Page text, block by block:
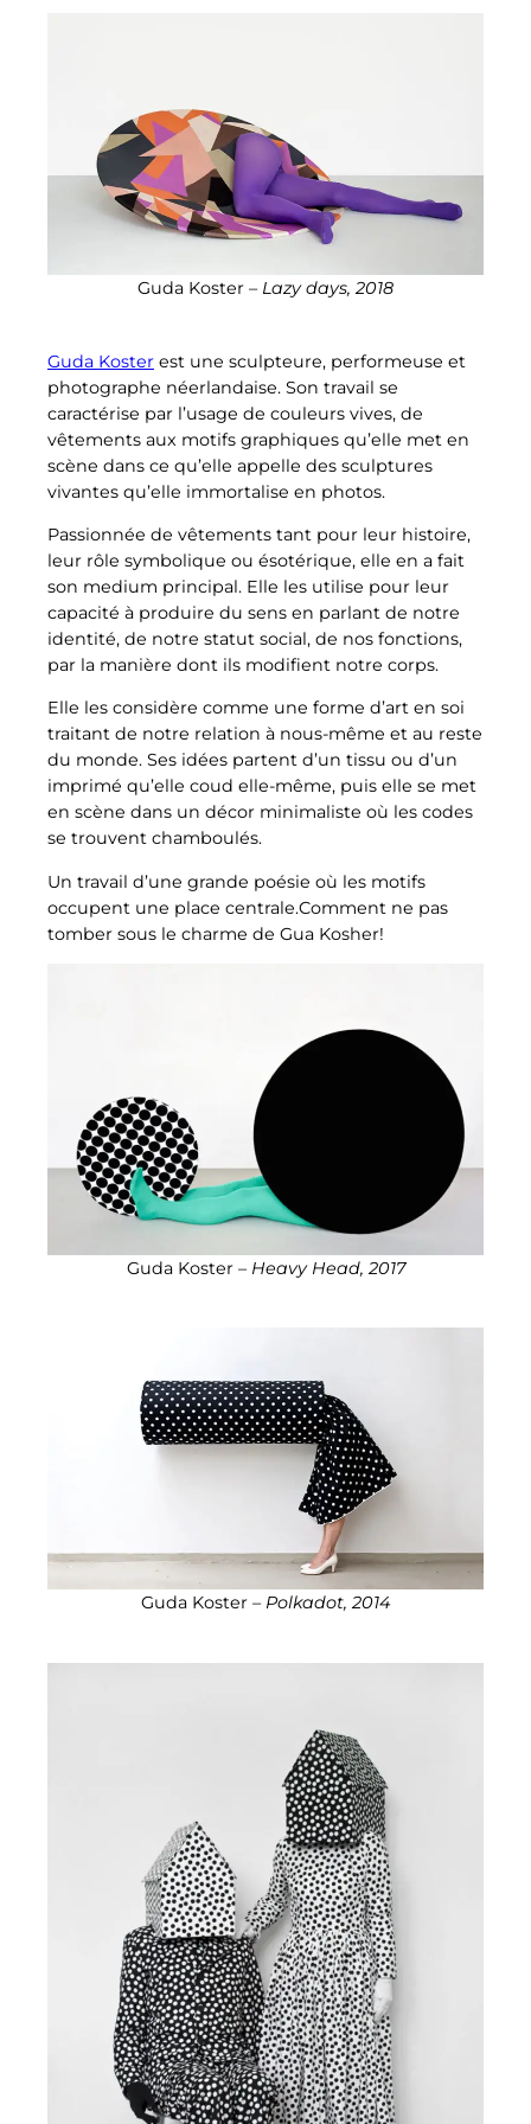
Guda Koster – Lazy days, 2018
Guda Koster est une sculpteure, performeuse et
photographe néerlandaise. Son travail se
caractérise par l’usage de couleurs vives, de
vêtements aux motifs graphiques qu’elle met en
scène dans ce qu’elle appelle des sculptures
vivantes qu’elle immortalise en photos.
Passionnée de vêtements tant pour leur histoire,
leur rôle symbolique ou ésotérique, elle en a fait
son medium principal. Elle les utilise pour leur
capacité à produire du sens en parlant de notre
identité, de notre statut social, de nos fonctions,
par la manière dont ils modifient notre corps.
Elle les considère comme une forme d’art en soi
traitant de notre relation à nous-même et au reste
du monde. Ses idées partent d’un tissu ou d’un
imprimé qu’elle coud elle-même, puis elle se met
en scène dans un décor minimaliste où les codes
se trouvent chamboulés.
Un travail d’une grande poésie où les motifs
occupent une place centrale.Comment ne pas
tomber sous le charme de Gua Kosher!
Guda Koster – Heavy Head, 2017
Guda Koster – Polkadot, 2014